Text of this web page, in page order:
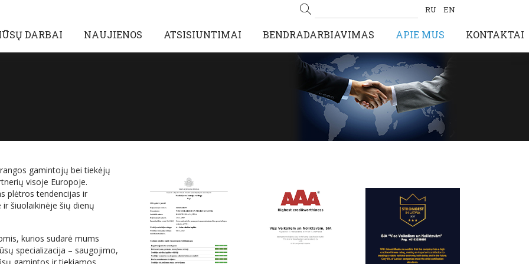
RU EN
DARBAI NAUJIENOS ATSISIUNTIMAI BENDRADARBIAVIMAS APIE MUS KONTAKTAI
gamintojų bei tiekėjų
visoje Europoje.
plėtros tendencijas ir
šiuolaikinėje šių dienų
kurios sudarė mums
specializacija – saugojimo,